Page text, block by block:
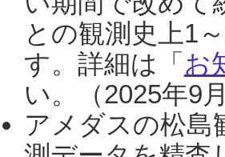
との観測史上1
す。詳細は「 お
い。（2025年9
アメダスの松島